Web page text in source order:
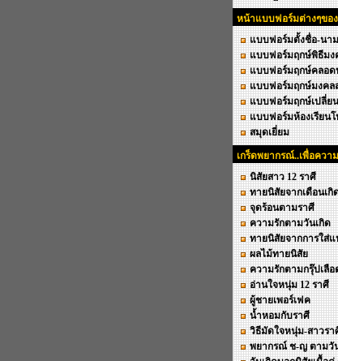
หน้าแบบฟอร์มต่างๆขอ
แบบฟอร์มตั้งชื่อ-นา
แบบฟอร์มฤกษ์พิธีมง
แบบฟอร์มฤกษ์คลอด
แบบฟอร์มฤกษ์มงคล
แบบฟอร์มฤกษ์เปลี่ย
แบบฟอร์มห้องเรียนโ
สมุดเยี่ยม
เกร็ดพยากรณ์..เพื่อควา
นิสัยสาว 12 ราศี
ทายนิสัยจากเดือนเกิ
จุดร้อนตามราศี
ความรักตามวันเกิด
ทายนิสัยจากการใส่
ผลไม้ทายนิสัย
ความรักตามกรุ๊ปเลือ
อ่านใจหนุ่ม 12 ราศี
ผู้ชายเพอร์เฟค
น้ำหอมกับราศี
วิธีมัดใจหนุ่ม-สาวรา
พยากรณ์ ช-ญ ตามวั